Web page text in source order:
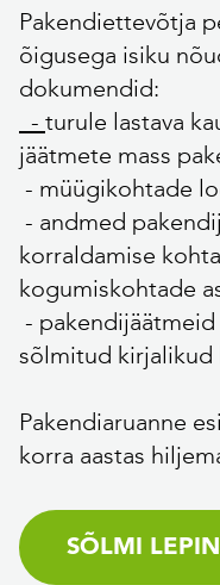
Pakendiettevõtja
õigusega isiku
dokumendid:
- turule lastava
jäätmete mass
- müügikohtade
- andmed
korraldamise
kogumiskohtade
-
sõlmitud kirjalikud
Pakendiaruanne
korra aastas
SÕLMI